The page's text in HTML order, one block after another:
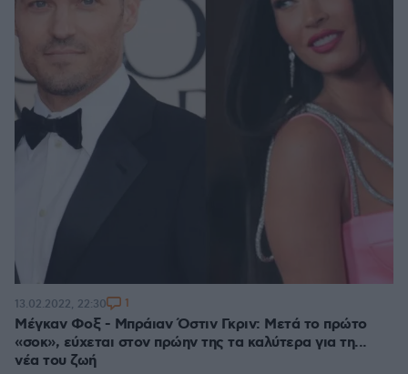
Μέγκαν Φοξ - Μπράιαν Όστιν Γκριν: Μετά το πρώτο
«σοκ», εύχεται στον πρώην της τα καλύτερα για τη...
νέα του ζωή
13.02.2022, 22:30 1